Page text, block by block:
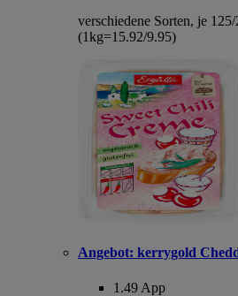
verschiedene Sorten, je
(1kg=15.92/9.95)
Angebot: kerrygold
1.49 App